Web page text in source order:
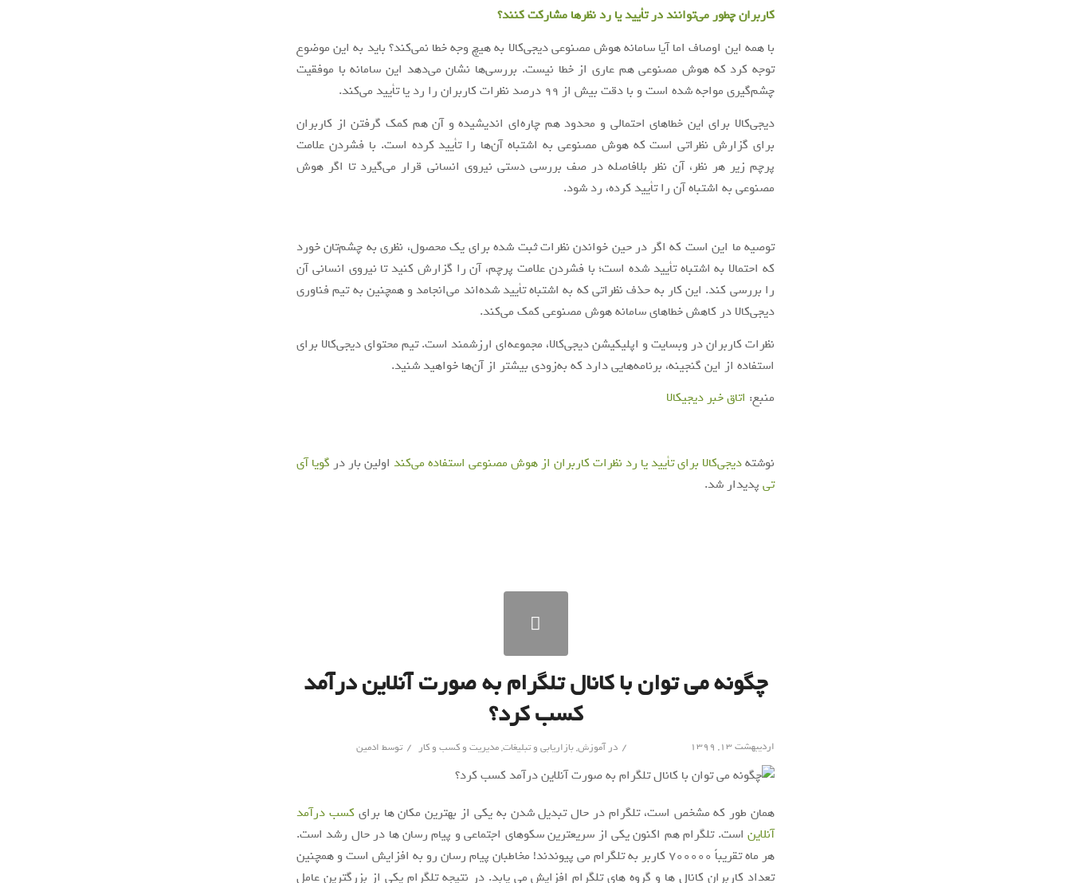
کاربران چطور می‌توانند در تأیید یا رد نظرها مشارکت کنند؟
با همه این اوصاف اما آیا سامانه هوش مصنوعی دیجی‌کالا به هیچ وجه خطا نمی‌کند؟ باید به این موضوع
توجه کرد که هوش مصنوعی هم عاری از خطا نیست. بررسی‌ها نشان می‌دهد این سامانه با موفقیت
چشم‌گیری مواجه شده است و با دقت بیش از ۹۹ درصد نظرات کاربران را رد یا تأیید می‌کند.
دیجی‌کالا برای این خطاهای احتمالی و محدود هم چاره‌ای اندیشیده و آن هم کمک گرفتن از کاربران
برای گزارش نظراتی است که هوش مصنوعی به اشتباه آن‌ها را تأیید کرده است. با فشردن علامت
پرچم زیر هر نظر، آن نظر بلافاصله در صف بررسی دستی نیروی انسانی قرار می‌گیرد تا اگر هوش
مصنوعی به اشتباه آن را تأیید کرده، رد شود.
توصیه ما این است که اگر در حین خواندن نظرات ثبت شده برای یک محصول، نظری به چشم‌تان خورد
که احتمالا به اشتباه تأیید شده است؛ با فشردن علامت پرچم، آن را گزارش کنید تا نیروی انسانی آن
را بررسی کند. این کار به حذف نظراتی که به اشتباه تأیید شده‌اند می‌‌انجامد و همچنین به تیم فناوری
دیجی‌کالا در کاهش خطاهای سامانه هوش مصنوعی کمک می‌کند.
نظرات کاربران در وبسایت و اپلیکیشن دیجی‌کالا، مجموعه‌ای ارزشمند است. تیم محتوای دیجی‌کالا برای
استفاده از این گنجینه، برنامه‌هایی دارد که به‌زودی بیشتر از آن‌ها خواهید شنید.
منبع: اتاق خبر دیجی­کالا
نوشتهدیجی‌کالا برای تأیید یا رد نظرات کاربران از هوش مصنوعی استفاده می‌کند اولین بار در گويا آی‌
تی پدیدار شد.
چگونه می توان با کانال تلگرام به صورت آنلاین درآمد
کسب کرد؟
اردیبهشت ۱۳, ۱۳۹۹ / درآموزش,بازاریابی و تبلیغات,مدیریت و کسب و کار / توسط ادمین
همان طور که مشخص است، تلگرام در حال تبدیل شدن به یکی از بهترین مکان ها برایکسب درآمد
آنلاین است. تلگرام هم اکنون یکی از سریعترین سکوهای اجتماعی و پیام رسان ها در حال رشد است.
هر ماه تقریباً ۷۰۰۰۰۰ کاربر به تلگرام می پیوندند! مخاطبان پیام رسان رو به افزایش است و همچنین
تعداد کاربران کانال ها و گروه های تلگرام افزایش می یابد. در نتیجه تلگرام یکی از بزرگترین عامل